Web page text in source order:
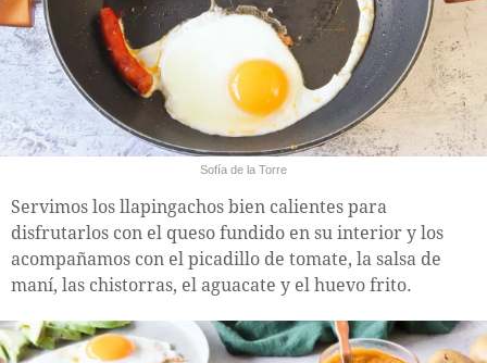
Sofía de la Torre
Servimos los llapingachos bien calientes para
disfrutarlos con el queso fundido en su interior y los
acompañamos con el picadillo de tomate, la salsa de
maní, las chistorras, el aguacate y el huevo frito.